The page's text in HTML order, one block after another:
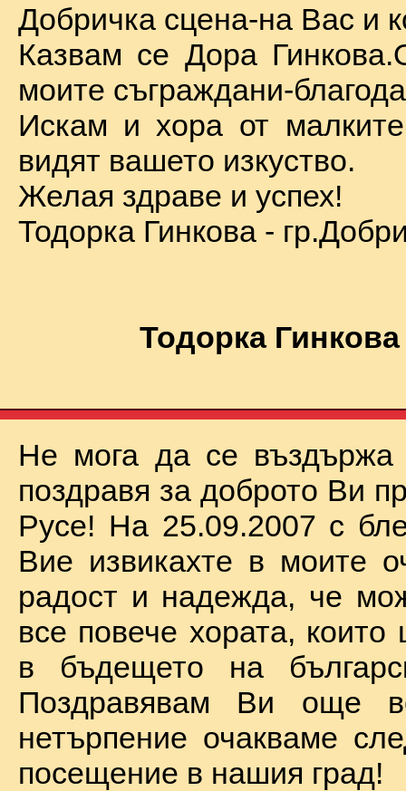
Добричка сцена-на Вас и
Казвам се Дора
моите съграждани-
Искам и хора от
видят вашето изкуство.
Желая здраве и успех!
Тодорка Гинкова -
Тодорка
Не мога да се
поздравя за доброто Ви
Русе! На 25.09.2007 с
Вие извикахте в моите
радост и надежда, че
все повече хората, които
в бъдещето на
Поздравявам Ви още
нетърпение очакваме
посещение в нашия град!